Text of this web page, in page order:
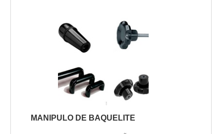
acústica do recinto.As chapas
produzidas com policarbonato de
alveolar sío recomendadas para obras
dia. Isso porque o material é
transparente e possibilita uma
MANIPULO DE BAQUELITE